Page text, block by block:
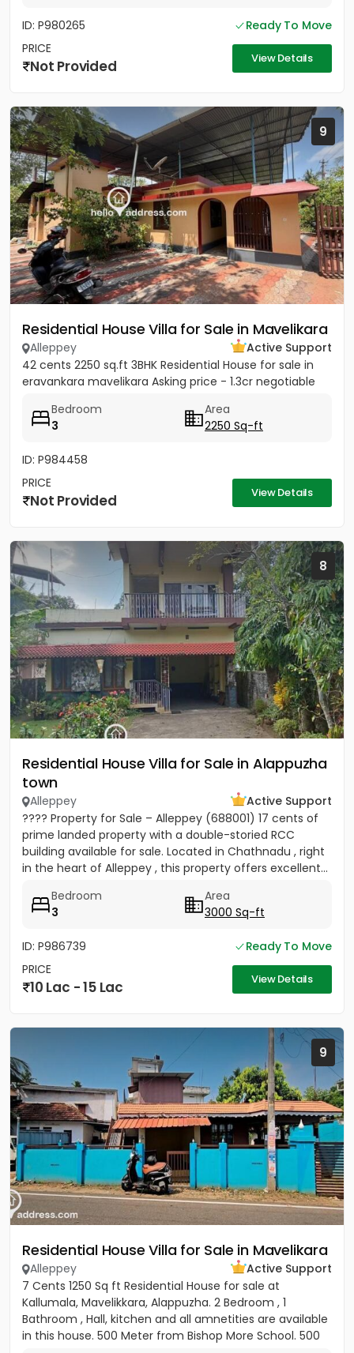
ID: P980265
Ready To Move
PRICE
Not Provided View Details
9
Residential House Villa for Sale in Mavelikara
Alleppey
Active Support
42 cents 2250 sq.ft 3BHK Residential House for sale in
eravankara mavelikara Asking price - 1.3cr negotiable
Bedroom
3
Area
2250 Sq-ft
ID: P984458
PRICE
Not Provided View Details
8
Residential House Villa for Sale in Alappuzha
town
Alleppey
Active Support
???? Property for Sale – Alleppey (688001) 17 cents of
prime landed property with a double-storied RCC
building available for sale. Located in Chathnadu , right
in the heart of Alleppey , this property offers excellent...
Bedroom
3
Area
3000 Sq-ft
ID: P986739
Ready To Move
PRICE
10 Lac - 15 Lac View Details
9
Residential House Villa for Sale in Mavelikara
Alleppey
Active Support
7 Cents 1250 Sq ft Residential House for sale at
Kallumala, Mavelikkara, Alappuzha. 2 Bedroom , 1
Bathroom , Hall, kitchen and all amnetities are available
in this house. 500 Meter from Bishop More School. 500